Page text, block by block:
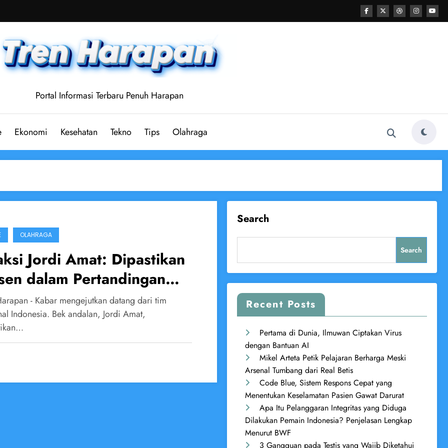
Portal Informasi Terbaru Penuh Harapan
Ekonomi Kesehatan Tekno Tips Olahraga
OLAHRAGA
Jordi Amat: Dipastikan
dalam Pertandingan
VS China
- Kabar mengejutkan datang dari tim
Indonesia. Bek andalan, Jordi Amat,
Search
Search
Recent Posts
Pertama di Dunia, Ilmuwan Ciptakan Virus
dengan Bantuan AI
Mikel Arteta Petik Pelajaran Berharga Meski
Arsenal Tumbang dari Real Betis
Code Blue, Sistem Respons Cepat yang
Menentukan Keselamatan Pasien Gawat Darurat
Apa Itu Pelanggaran Integritas yang Diduga
Dilakukan Pemain Indonesia? Penjelasan Lengkap
Menurut BWF
3 Gangguan pada Testis yang Wajib Diketahui